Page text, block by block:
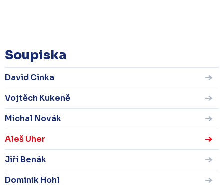
Soupiska
David Cinka
Vojtěch Kukeně
Michal Novák
Aleš Uher
Jiří Benák
Dominik Hohl